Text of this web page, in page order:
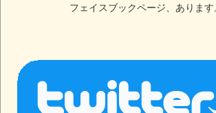
フェイスブックページ、あります